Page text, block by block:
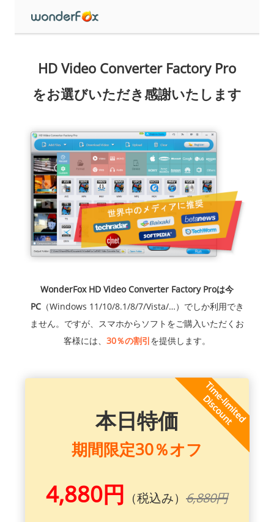
HD Video Converter Factory Pro
をお選びいただき感謝いたします
WonderFox HD Video Converter Factory Proは今
PC（Windows 11/10/8.1/8/7/Vista/…）でしか利用でき
ません。ですが、スマホからソフトをご購入いただくお
客様には、 30％の割引を提供します。
本日特価
期間限定30％オフ
4,880円 （税込み） 6,880円